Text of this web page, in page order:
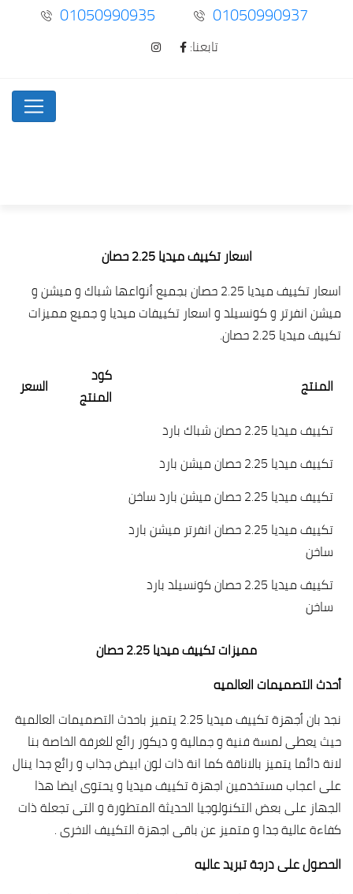
01050990937
01050990935
تابعنا:
اسعار تكييف ميديا 2.25 حصان
اسعار تكييف ميديا 2.25 حصان بجميع أنواعها شباك و ميشن و
ميشن انفرتر و كونسيلد و اسعار تكييفات ميديا و جميع مميزات
تكييف ميديا 2.25 حصان.
المنتج
كود
المنتج
السعر
تكييف ميديا 2.25 حصان شباك بارد
تكييف ميديا 2.25 حصان ميشن بارد
تكييف ميديا 2.25 حصان ميشن بارد ساخن
تكييف ميديا 2.25 حصان انفرتر ميشن بارد
ساخن
تكييف ميديا 2.25 حصان كونسيلد بارد
ساخن
مميزات تكييف ميديا 2.25 حصان
أحدث التصميمات العالميه
نجد بان أجهزة تكييف ميديا 2.25 يتميز باحدث التصميمات العالمية
حيث يعطى لمسة فنية و جمالية و ديكور رائع للغرفة الخاصة بنا
لانة دائما يتميز بالاناقة كما انة ذات لون ابيض جذاب و رائع جدا ينال
على اعجاب مستخدمين اجهزة تكييف ميديا و يحتوى ايضا هذا
الجهاز على بعض التكنولوجيا الحديثة المتطورة و التى تجعلة ذات
كفاءة عالية جدا و متميز عن باقى اجهزة التكييف الاخرى .
الحصول على درجة تبريد عاليه